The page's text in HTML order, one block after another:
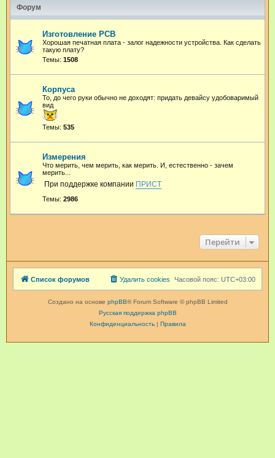
Форум
Изготовление PCB
Хорошая печатная плата - залог надежности устройства. Как сделать
такую плату?
Темы: 1508
Корпуса
То, до чего руки обычно не доходят: придать девайсу удобоваримый
вид
Темы: 535
Измерения
Что мерить, чем мерить, как мерить. И, естественно - зачем
мерить...
При поддержке компании ПРИСТ
Темы: 2986
Перейти
Список форумов Часовой пояс: UTC+03:00
Удалить cookies
Создано на основе phpBB® Forum Software © phpBB Limited
Русская поддержка phpBB
Конфиденциальность| Правила